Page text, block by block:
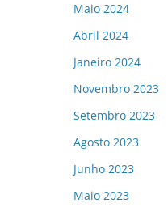
Maio 2024
Abril 2024
Janeiro 2024
Novembro 2023
Setembro 2023
Agosto 2023
Junho 2023
Maio 2023